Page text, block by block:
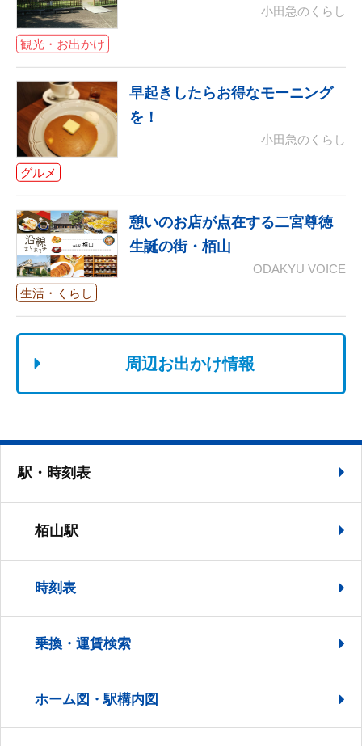
観光・お出かけ
小田急のくらし
グルメ
早起きしたらお得なモーニング
を！
小田急のくらし
生活・くらし
憩いのお店が点在する二宮尊徳
生誕の街・栢山
ODAKYU VOICE
周辺お出かけ情報
駅・時刻表
栢山駅
時刻表
乗換・運賃検索
ホーム図・駅構内図